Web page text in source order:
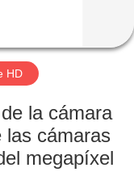
HD
la cámara
las cámaras
megapíxel